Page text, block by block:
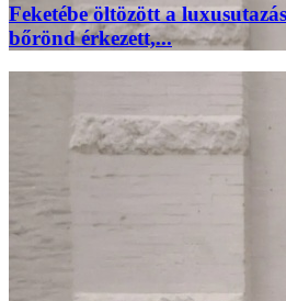
Feketébe öltözött a
bőrönd érkezett,...